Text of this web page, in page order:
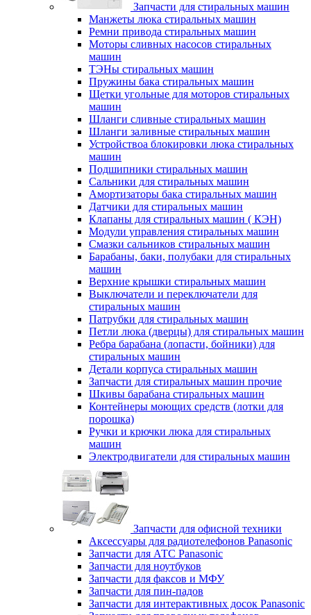
Запчасти для стиральных машин
Манжеты люка стиральных машин
Ремни привода стиральных машин
Моторы сливных насосов стиральных
машин
ТЭНы стиральных машин
Пружины бака стиральных машин
Щетки угольные для моторов стиральных
машин
Шланги сливные стиральных машин
Шланги заливные стиральных машин
Устройствоа блокировки люка стиральных
машин
Подшипники стиральных машин
Сальники для стиральных машин
Амортизаторы бака стиральных машин
Датчики для стиральных машин
Клапаны для стиральных машин ( КЭН)
Модули управления стиральных машин
Смазки сальников стиральных машин
Барабаны, баки, полубаки для стиральных
машин
Верхние крышки стиральных машин
Выключатели и переключатели для
стиральных машин
Патрубки для стиральных машин
Петли люка (дверцы) для стиральных машин
Ребра барабана (лопасти, бойники) для
стиральных машин
Детали корпуса стиральных машин
Запчасти для стиральных машин прочие
Шкивы барабана стиральных машин
Контейнеры моющих средств (лотки для
порошка)
Ручки и крючки люка для стиральных
машин
Электродвигатели для стиральных машин
Запчасти для офисной техники
Аксессуары для радиотелефонов Panasonic
Запчасти для АТС Panasonic
Запчасти для ноутбуков
Запчасти для факсов и МФУ
Запчасти для пин-падов
Запчасти для интерактивных досок Panasonic